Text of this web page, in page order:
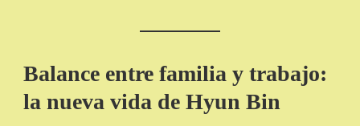
Balance entre familia y trabajo:
la nueva vida de Hyun Bin